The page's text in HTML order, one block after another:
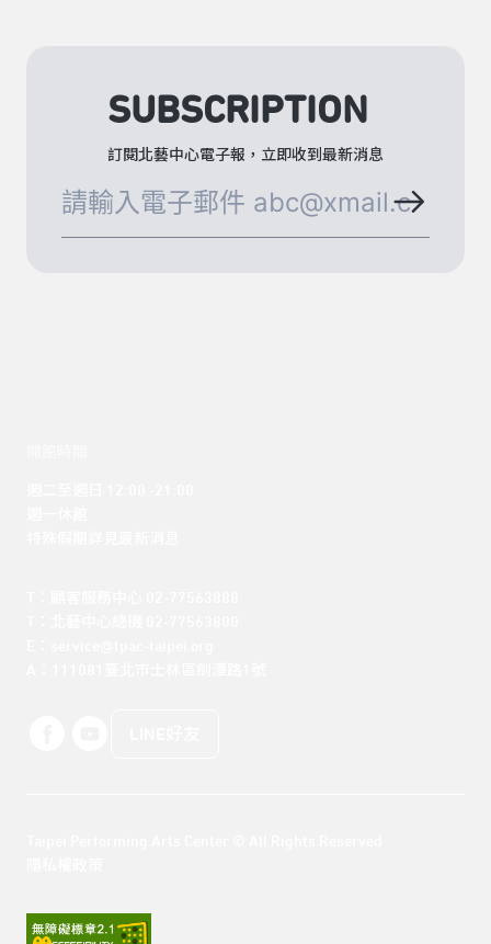
SUBSCRIPTION
訂閱北藝中心電子報，立即收到最新消息